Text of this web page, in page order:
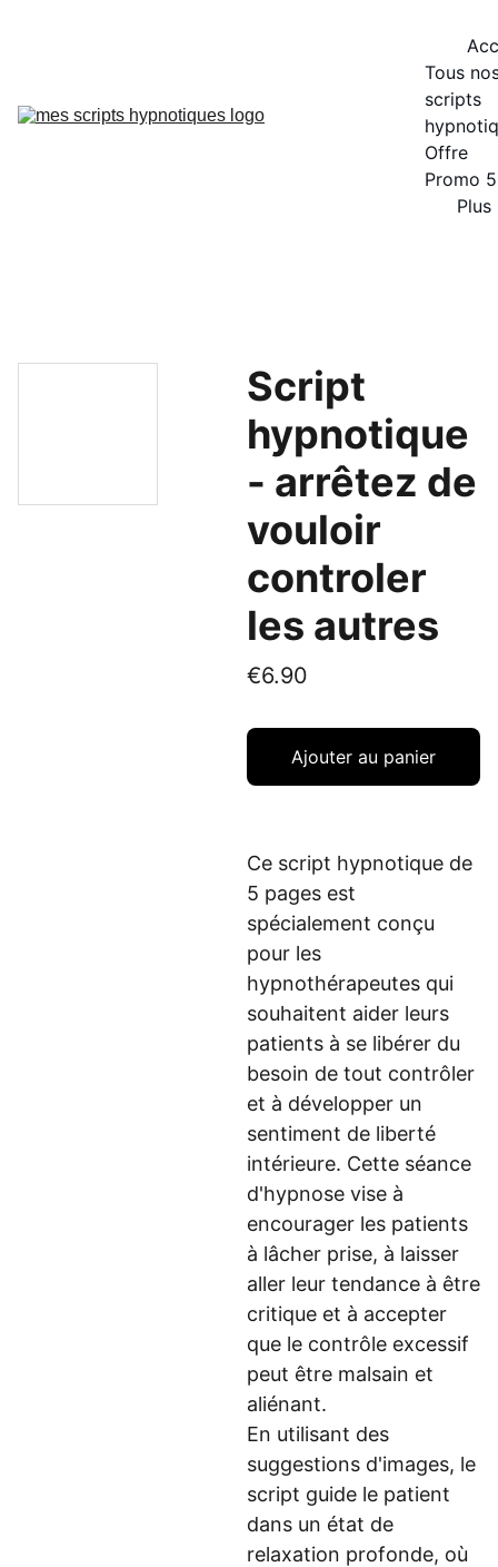
Tous
scripts
Offre
Promo
Plus
Script
hypnotique
- arrêtez de
vouloir
controler
les autres
€6.90
Ajouter au panier
Ce script hypnotique de
5 pages est
spécialement conçu
pour les
hypnothérapeutes qui
souhaitent aider leurs
patients à se libérer du
besoin de tout contrôler
et à développer un
sentiment de liberté
intérieure. Cette séance
d'hypnose vise à
encourager les patients
à lâcher prise, à laisser
aller leur tendance à être
critique et à accepter
que le contrôle excessif
peut être malsain et
aliénant.
En utilisant des
suggestions d'images, le
script guide le patient
dans un état de
relaxation profonde, où